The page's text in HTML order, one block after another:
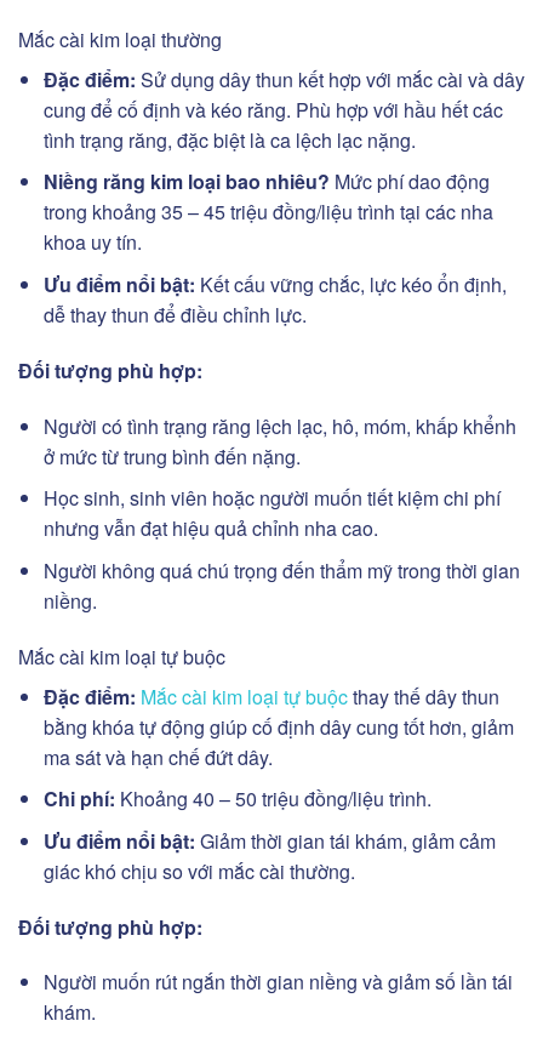
Mắc cài kim loại thường
Đặc điểm: Sử dụng dây thun kết hợp với mắc cài và dây
cung để cố định và kéo răng. Phù hợp với hầu hết các
tình trạng răng, đặc biệt là ca lệch lạc nặng.
Niềng răng kim loại bao nhiêu? Mức phí dao động
trong khoảng 35 – 45 triệu đồng/liệu trình tại các nha
khoa uy tín.
Ưu điểm nổi bật: Kết cấu vững chắc, lực kéo ổn định,
dễ thay thun để điều chỉnh lực.
Đối tượng phù hợp:
Người có tình trạng răng lệch lạc, hô, móm, khấp khểnh
ở mức từ trung bình đến nặng.
Học sinh, sinh viên hoặc người muốn tiết kiệm chi phí
nhưng vẫn đạt hiệu quả chỉnh nha cao.
Người không quá chú trọng đến thẩm mỹ trong thời gian
niềng.
Mắc cài kim loại tự buộc
Đặc điểm: Mắc cài kim loại tự buộcthay thế dây thun
bằng khóa tự động giúp cố định dây cung tốt hơn, giảm
ma sát và hạn chế đứt dây.
Chi phí: Khoảng 40 – 50 triệu đồng/liệu trình.
Ưu điểm nổi bật: Giảm thời gian tái khám, giảm cảm
giác khó chịu so với mắc cài thường.
Đối tượng phù hợp:
Người muốn rút ngắn thời gian niềng và giảm số lần tái
khám.